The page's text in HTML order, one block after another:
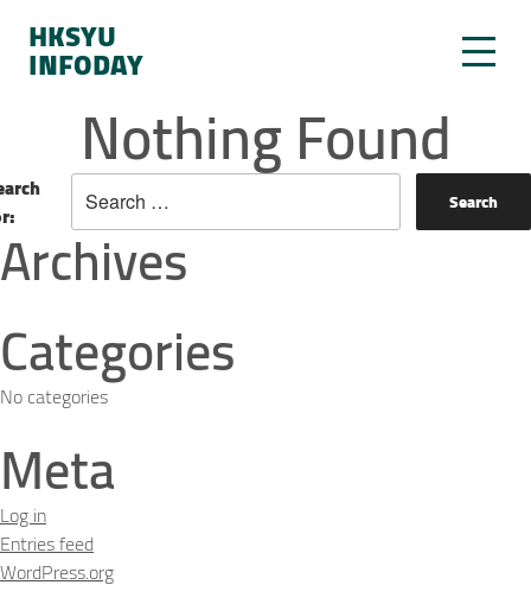
HKSYU
INFODAY
Nothing Found
Archives
Categories
No categories
Meta
Log in
Entries feed
WordPress.org